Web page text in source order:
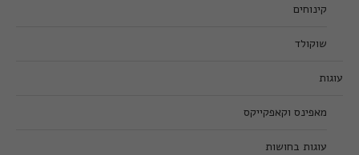
קינוחים
שוקולד
עוגות
מאפינס וקאפקייקס
עוגות בחושות